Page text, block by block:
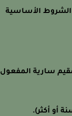
الأساسية
سارية المفعول